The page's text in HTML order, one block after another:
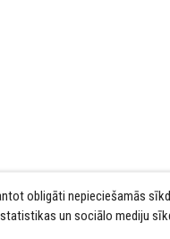
obligāti nepieciešamās
un sociālo mediju